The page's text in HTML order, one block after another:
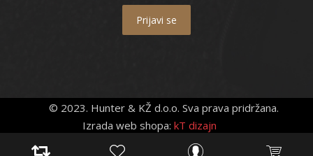
Prijavi se
© 2023. Hunter & KŽ d.o.o. Sva prava pridržana.
Izrada web shopa: kT dizajn